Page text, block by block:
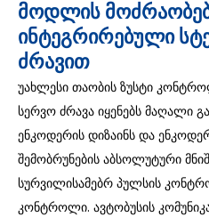
მოდლის
ინტეგრირებული
ძრავით
უახლესი თაობის ზუსტი
სერვო ძრავა იყენებს მაღალი
ენკოდერის დიზაინს და
შემობრუნების აბსოლუტური
სურვილისამებრ პულსის
კონტროლი. ავტობუსის